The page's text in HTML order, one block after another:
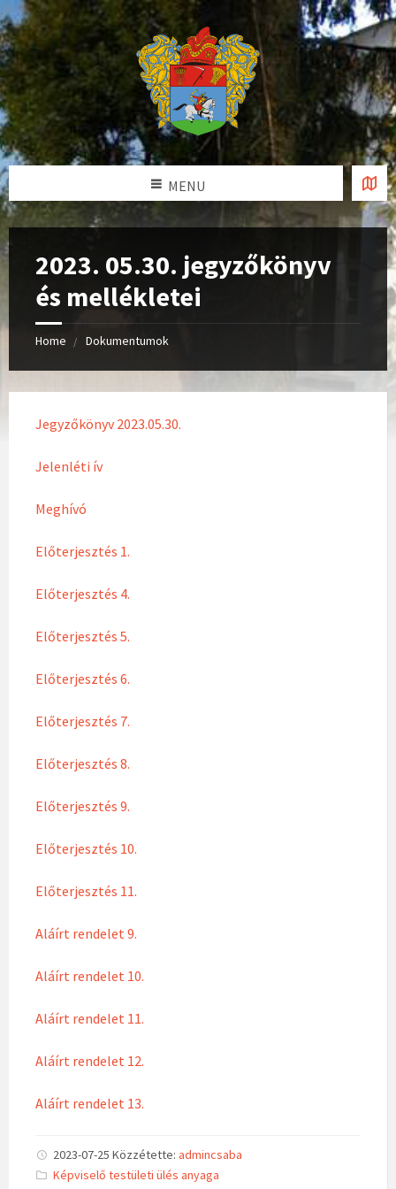
MENU
2023. 05.30. jegyzőkönyv
és mellékletei
Home Dokumentumok
Jegyzőkönyv 2023.05.30.
Jelenléti ív
Meghívó
Előterjesztés 1.
Előterjesztés 4.
Előterjesztés 5.
Előterjesztés 6.
Előterjesztés 7.
Előterjesztés 8.
Előterjesztés 9.
Előterjesztés 10.
Előterjesztés 11.
Aláírt rendelet 9.
Aláírt rendelet 10.
Aláírt rendelet 11.
Aláírt rendelet 12.
Aláírt rendelet 13.
2023-07-25 Közzétette: admincsaba
C
Képviselő testületi ülés anyaga